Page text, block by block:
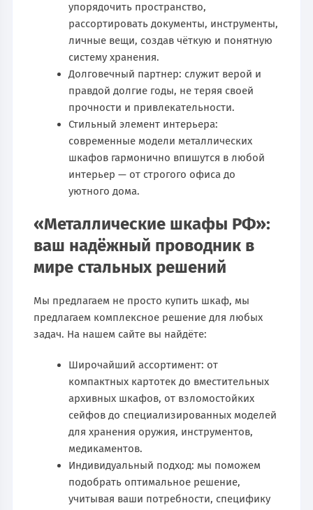
упорядочить пространство,
рассортировать документы, инструменты,
личные вещи, создав чёткую и понятную
систему хранения.
Долговечный партнер: служит верой и
правдой долгие годы, не теряя своей
прочности и привлекательности.
Стильный элемент интерьера:
современные модели металлических
шкафов гармонично впишутся в любой
интерьер — от строгого офиса до
уютного дома.
«Металлические шкафы РФ»:
ваш надёжный проводник в
мире стальных решений
Мы предлагаем не просто купить шкаф, мы
предлагаем комплексное решение для любых
задач. На нашем сайте вы найдёте:
Широчайший ассортимент: от
компактных картотек до вместительных
архивных шкафов, от взломостойких
сейфов до специализированных моделей
для хранения оружия, инструментов,
медикаментов.
Индивидуальный подход: мы поможем
подобрать оптимальное решение,
учитывая ваши потребности, специфику